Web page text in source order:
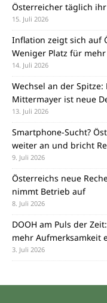
Österreicher täglich
15. Juli 2026
Inflation zeigt sich auf
Weniger Platz für mehr
14. Juli 2026
Wechsel an der Spitze:
Mittermayer ist neue
13. Juli 2026
Smartphone-Sucht?
weiter an und bricht
9. Juli 2026
Österreichs neue
nimmt Betrieb auf
8. Juli 2026
DOOH am Puls der
mehr Aufmerksamkeit
3. Juli 2026